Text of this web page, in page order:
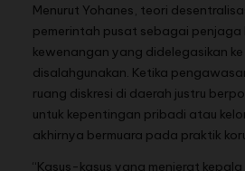
Menurut Yohanes, teori
pemerintah pusat sebagai penjaga
kewenangan yang didelegasikan
disalahgunakan. Ketika
ruang diskresi di daerah justru
untuk kepentingan pribadi atau
akhirnya bermuara pada praktik
“Kasus-kasus yang menjerat